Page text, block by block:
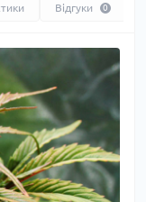
Відгуки 0